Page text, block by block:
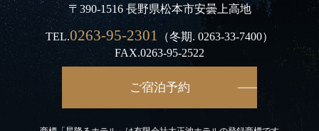
〒390-1516 長野県松本市安曇上高地
TEL.0263-95-2301 （冬期.0263-33-7400）
FAX.0263-95-2522
ご宿泊予約